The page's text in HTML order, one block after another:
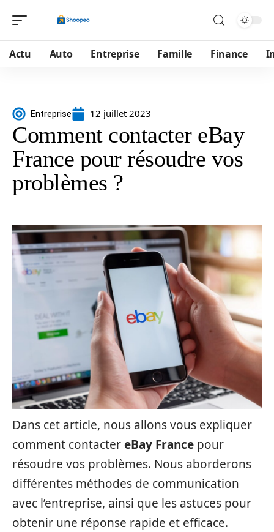
Actu Auto Entreprise Famille Finance
Entreprise 12 juillet 2023
Comment contacter eBay
France pour résoudre vos
problèmes ?
Dans cet article, nous allons vous expliquer
comment contactereBay France pour
résoudre vos problèmes. Nous aborderons
différentes méthodes de communication
avec l’entreprise, ainsi que les astuces pour
obtenir une réponse rapide et efficace.